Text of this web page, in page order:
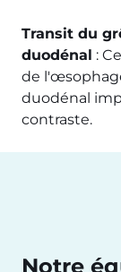
Transit du
duodénal :
de
duodénal
contraste.
Notre